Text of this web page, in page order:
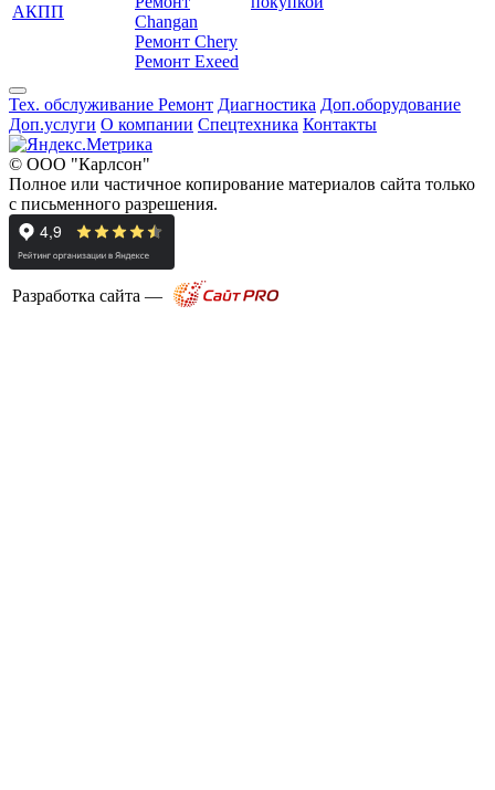
АКПП
Changan
Ремонт Chery
Ремонт Exeed
Тех. обслуживание Ремонт Диагностика Доп.оборудование
Доп.услуги О компании Спецтехника Контакты
© ООО "Карлсон"
Полное или частичное копирование материалов сайта только
с письменного разрешения.
Разработка сайта —